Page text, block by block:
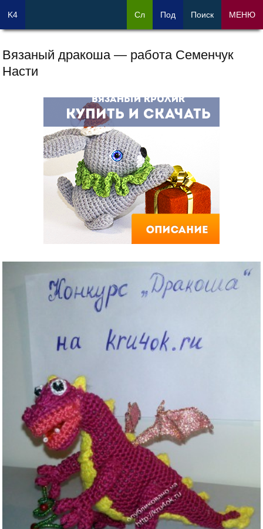
Вязаный дракоша — работа Семенчук
Насти
K4 Сл Под Поиск МЕНЮ